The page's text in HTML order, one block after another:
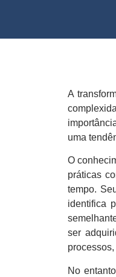
A
uma
O
práticas
tempo.
identifica
ser
No